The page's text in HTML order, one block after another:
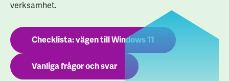
verksamhet.
Checklista: vägen till Windows 11
Vanliga frågor och svar